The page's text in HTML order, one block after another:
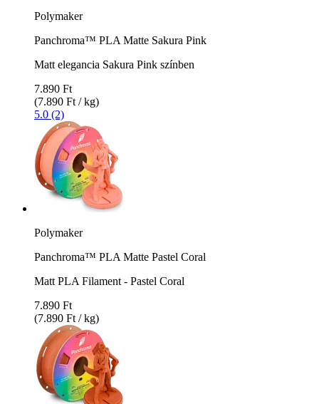
Polymaker
Panchroma™ PLA Matte Sakura Pink
Matt elegancia Sakura Pink színben
7.890 Ft
(7.890 Ft / kg)
5.0 (2)
Polymaker
Panchroma™ PLA Matte Pastel Coral
Matt PLA Filament - Pastel Coral
7.890 Ft
(7.890 Ft / kg)